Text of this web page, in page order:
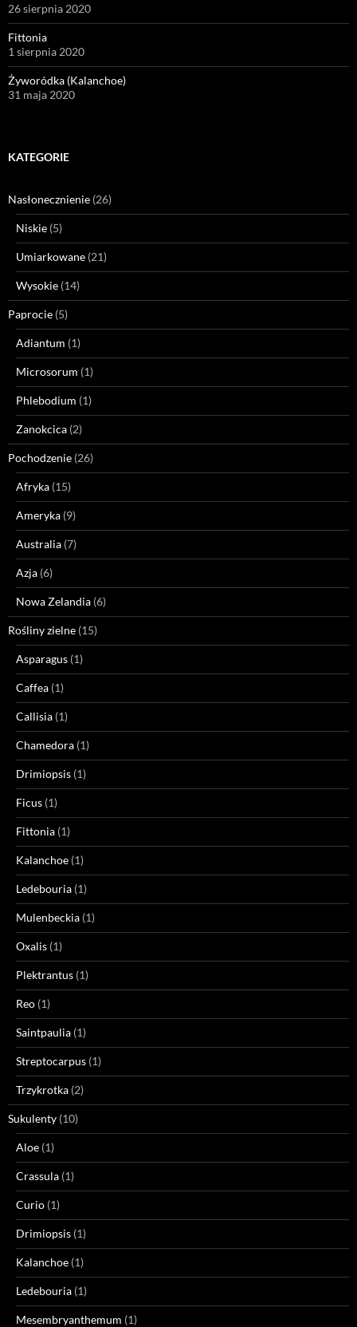
26 sierpnia 2020
Fittonia
1 sierpnia 2020
Żyworódka (Kalanchoe)
31 maja 2020
KATEGORIE
Nasłonecznienie (26)
Niskie (5)
Umiarkowane (21)
Wysokie (14)
Paprocie (5)
Adiantum (1)
Microsorum (1)
Phlebodium (1)
Zanokcica (2)
Pochodzenie (26)
Afryka (15)
Ameryka (9)
Australia (7)
Azja (6)
Nowa Zelandia (6)
Rośliny zielne (15)
Asparagus (1)
Caffea (1)
Callisia (1)
Chamedora (1)
Drimiopsis (1)
Ficus (1)
Fittonia (1)
Kalanchoe (1)
Ledebouria (1)
Mulenbeckia (1)
Oxalis (1)
Plektrantus (1)
Reo (1)
Saintpaulia (1)
Streptocarpus (1)
Trzykrotka (2)
Sukulenty (10)
Aloe (1)
Crassula (1)
Curio (1)
Drimiopsis (1)
Kalanchoe (1)
Ledebouria (1)
Mesembryanthemum (1)